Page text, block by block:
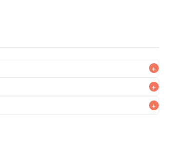
+
+
目安です。冷凍保存した場合は冷蔵庫で自
+